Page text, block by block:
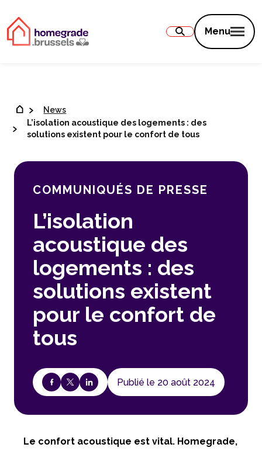
Menu
News
L’isolation acoustique des logements : des
solutions existent pour le confort de tous
COMMUNIQUÉS DE PRESSE
L’isolation
acoustique des
logements : des
solutions existent
pour le confort de
tous
Publié le 20 août 2024
Le confort acoustique est vital. Homegrade,